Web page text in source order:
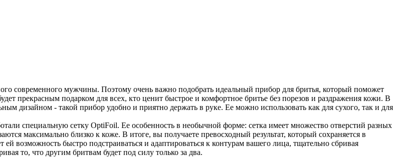
современного мужчины. Поэтому очень важно подобрать идеальный прибор для бритья, который поможет
прекрасным подарком для всех, кто ценит быстрое и комфортное бритье без порезов и раздражения кожи. В
дизайном - такой прибор удобно и приятно держать в руке. Ее можно использовать как для сухого, так и для
специальную сетку OptiFoil. Ее особенность в необычной форме: сетка имеет множество отверстий разных
максимально близко к коже. В итоге, вы получаете превосходный результат, который сохраняется в
возможность быстро подстраиваться и адаптироваться к контурам вашего лица, тщательно сбривая
то, что другим бритвам будет под силу только за два.